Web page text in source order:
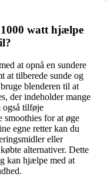
watt hjælpe
at opnå en sundere
at tilberede sunde og
blenderen til at
der indeholder mange
også tilføje
for at øge
egne retter kan du
eller
alternativer. Dette
kan hjælpe med at